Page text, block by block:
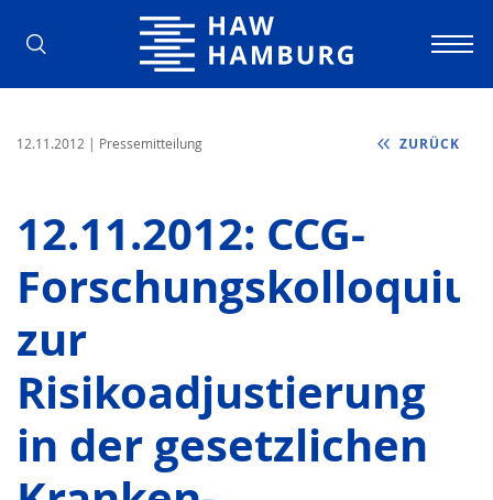
Hochschule für Angewandte
12.11.2012 | Pressemitteilung ZURÜCK
12.11.2012: CCG-
zur
Risikoadjustierung
in der gesetzlichen